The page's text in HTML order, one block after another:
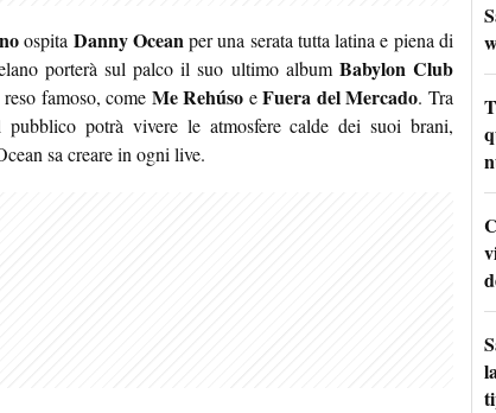
ospita Danny Oceanper una serata tutta latina e piena di
porterà sul palco il suo ultimo album Babylon Club
famoso, come Me Rehúso eFuera del Mercado. Tra
pubblico potrà vivere le atmosfere calde dei suoi brani,
sa creare in ogni live.